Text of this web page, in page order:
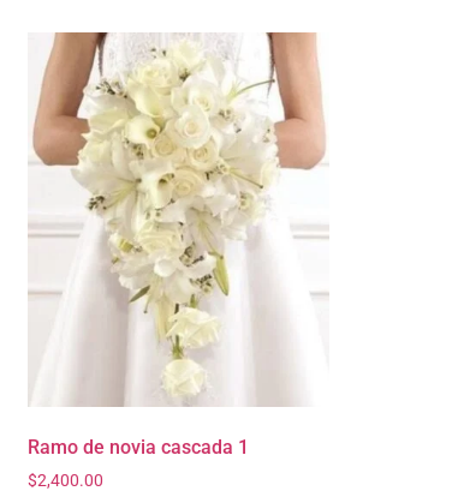
Ramo de novia cascada 1
$2,400.00